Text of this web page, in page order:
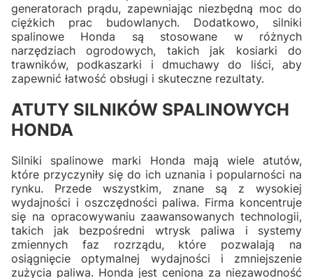
generatorach prądu, zapewniając niezbędną moc do
ciężkich prac budowlanych. Dodatkowo, silniki
spalinowe Honda są stosowane w różnych
narzędziach ogrodowych, takich jak kosiarki do
trawników, podkaszarki i dmuchawy do liści, aby
zapewnić łatwość obsługi i skuteczne rezultaty.
ATUTY SILNIKÓW SPALINOWYCH
HONDA
Silniki spalinowe marki Honda mają wiele atutów,
które przyczyniły się do ich uznania i popularności na
rynku. Przede wszystkim, znane są z wysokiej
wydajności i oszczędności paliwa. Firma koncentruje
się na opracowywaniu zaawansowanych technologii,
takich jak bezpośredni wtrysk paliwa i systemy
zmiennych faz rozrządu, które pozwalają na
osiągnięcie optymalnej wydajności i zmniejszenie
zużycia paliwa. Honda jest ceniona za niezawodność